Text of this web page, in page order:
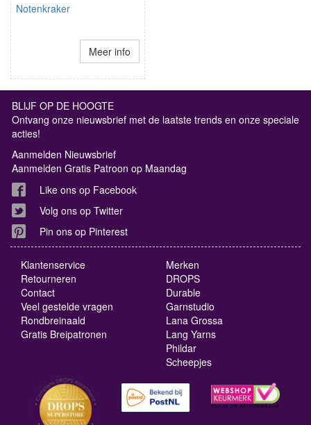
Notenkraker
Meer info
BLIJF OP DE HOOGTE
Ontvang onze nieuwsbrief met de laatste trends en onze speciale
acties!
Aanmelden Nieuwsbrief
Aanmelden Gratis Patroon op Maandag
Like ons op Facebook
Volg ons op Twitter
Pin ons op Pinterest
Klantenservice
Retourneren
Contact
Veel gestelde vragen
Rondbreinaald
Gratis Breipatronen
Merken
DROPS
Durable
Garnstudio
Lana Grossa
Lang Yarns
Phildar
Scheepjes